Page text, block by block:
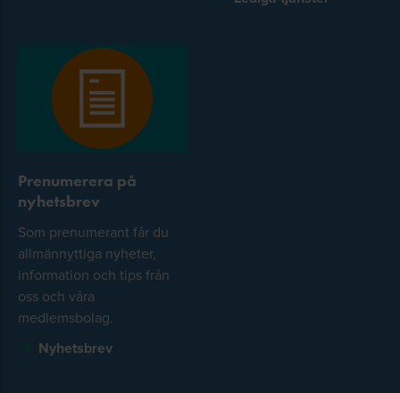
Prenumerera på
nyhetsbrev
Som prenumerant får du
allmännyttiga nyheter,
information och tips från
oss och våra
medlemsbolag.
Nyhetsbrev